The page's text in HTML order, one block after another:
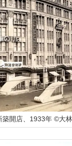
築開店、1933年 ©大